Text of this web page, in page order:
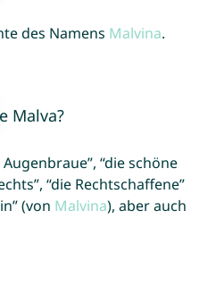
des Namens Malvina.
Malva?
“die schöne
“die Rechtschaffene”
(von Malvina), aber auch